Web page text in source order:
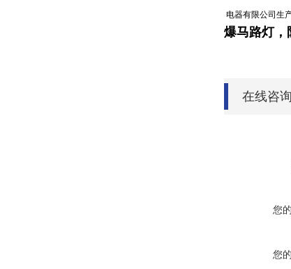
电器有限公司生
爆马路灯，
在线咨询
您
您